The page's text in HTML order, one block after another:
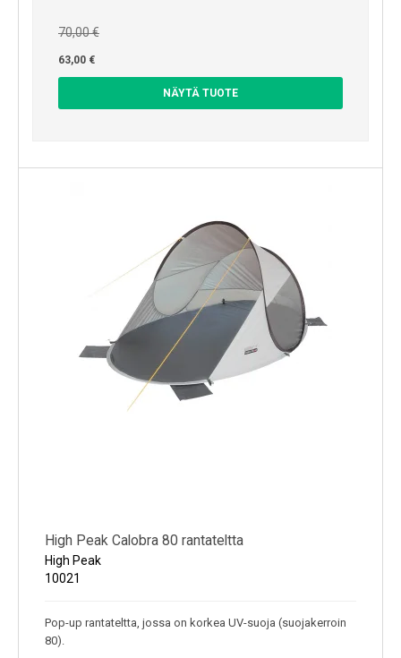
70,00 €
63,00 €
NÄYTÄ TUOTE
High Peak Calobra 80 rantateltta
High Peak
10021
Pop-up rantateltta, jossa on korkea UV-suoja (suojakerroin
80).